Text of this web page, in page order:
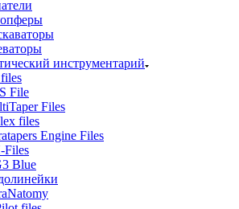
инструментарий
File
Files
files
Engine Files
Files
Blue